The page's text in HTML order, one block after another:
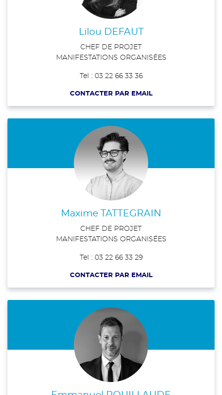
Lilou DEFAUT
CHEF DE PROJET
MANIFESTATIONS ORGANISÉES
Tel : 03 22 66 33 36
CONTACTER PAR EMAIL
Maxime TATTEGRAIN
CHEF DE PROJET
MANIFESTATIONS ORGANISÉES
Tel : 03 22 66 33 29
CONTACTER PAR EMAIL